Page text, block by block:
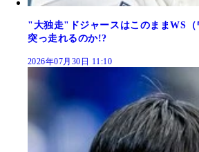
"大独走"ドジャースはこのままWS（
突っ走れるのか!?
2026年07月30日 11:10